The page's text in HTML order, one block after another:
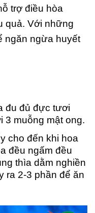
trợ điều hòa
quả. Với những
ngăn ngừa huyết
đu đủ đực tươi
3 muỗng mật ong.
cho đến khi hoa
đều ngấm đều
thìa dằm nghiền
ra 2-3 phần để ăn